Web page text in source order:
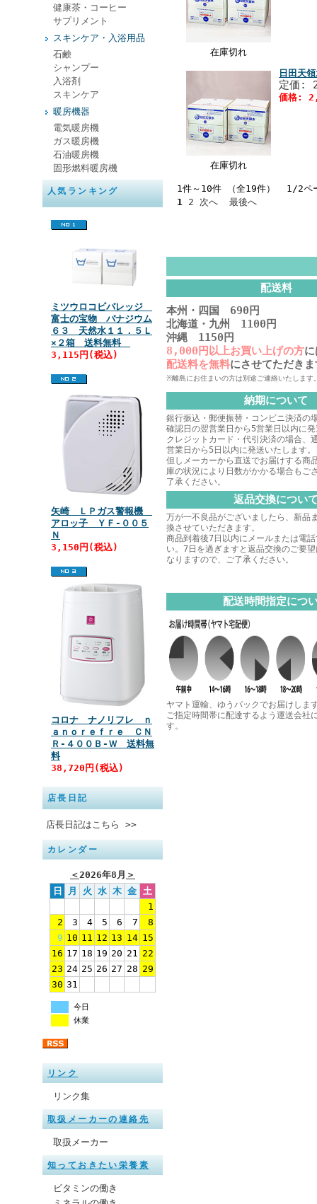
健康茶・コーヒー
サプリメント
スキンケア・入浴用品
石鹸
シャンプー
入浴剤
スキンケア
暖房機器
電気暖房機
ガス暖房機
石油暖房機
固形燃料暖房機
人気ランキング
ミツウロコビバレッジ
富士の宝物 バナジウム
６３ 天然水１１．５Ｌ
×２箱 送料無料
3,115円(税込)
矢崎 ＬＰガス警報機
アロッ子 ＹＦ‐００５
Ｎ
3,150円(税込)
コロナ ナノリフレ ｎ
ａｎｏｒｅｆｒｅ ＣＮ
Ｒ‐４００Ｂ‐Ｗ 送料無
料
38,720円(税込)
店長日記
店長日記はこちら >>
カレンダー
＜2026年8月 ＞
日
月 火 水 木 金 土
1
2
3 4 5 6 7
8
9 10 11 12 13 14 15
16 17 18 19 20 21 22
23 24 25 26 27 28 29
30 31
今日
休業
リンク
リンク集
取扱メーカーの連絡先
取扱メーカー
知っておきたい栄養素
ビタミンの働き
在庫切れ
在庫切れ
日田天
定価:
価格:
1件～10件 （全19件） 1/2ペ
1 2 次へ 最後へ
配送料
本州・四国 690円
北海道・九州 1100円
沖縄 1150円
8,000円以上お買い上げの方
配送料を無料にさせてただき
※離島にお住まいの方は別途ご連絡いたします
納期について
銀行振込・郵便振替・コンビニ決済の
確認日の翌営業日から5営業日以内に
クレジットカード・代引決済の場合、
営業日から5日以内に発送いたします。
但しメーカーから直送でお届けする商
庫の状況により日数がかかる場合もご
了承ください。
返品交換につい
万が一不良品がございましたら、新品
換させていただきます。
商品到着後7日以内にメールまたは電
い。7日を過ぎますと返品交換のご要
なりますので、ご了承ください。
配送時間指定につ
ヤマト運輸、ゆうパックでお届けしま
ご指定時間帯に配達するよう運送会社
す。